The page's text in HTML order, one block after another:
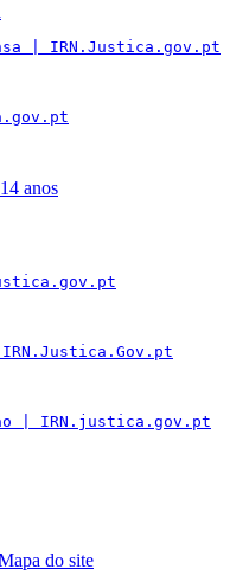
| IRN.Justica.gov.pt
anos
| IRN.justica.gov.pt
do site